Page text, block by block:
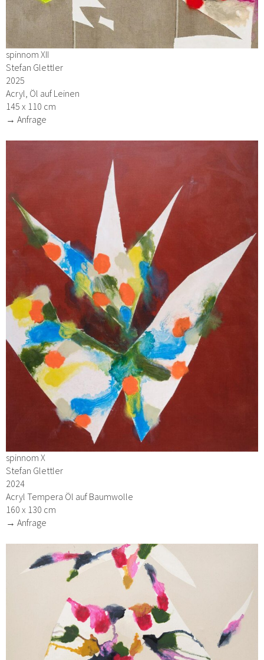
spinnom XII
Stefan Glettler
2025
Acryl, Öl auf Leinen
145 x 110 cm
→ Anfrage
spinnom X
Stefan Glettler
2024
Acryl Tempera Öl auf Baumwolle
160 x 130 cm
→ Anfrage